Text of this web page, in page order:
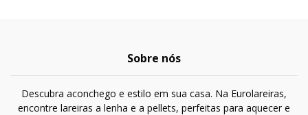
Sobre nós
Descubra aconchego e estilo em sua casa. Na Eurolareiras,
encontre lareiras a lenha e a pellets, perfeitas para aquecer e